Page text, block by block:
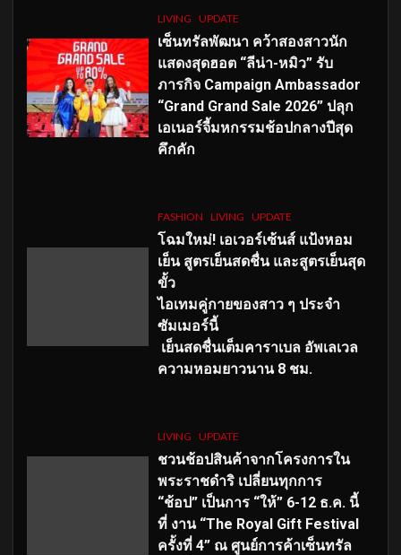
LIVING UPDATE
เซ็นทรัลพัฒนา คว้าสองสาวนัก
แสดงสุดฮอต “ลีน่า-หมิว” รับ
ภารกิจ Campaign Ambassador
“Grand Grand Sale 2026” ปลุก
เอเนอร์จี้มหกรรมช้อปกลางปีสุด
คึกคัก
FASHION LIVING UPDATE
โฉมใหม่! เอเวอร์เซ้นส์ แป้งหอม
เย็น สูตรเย็นสดชื่น และสูตรเย็นสุด
ขั้ว
ไอเทมคู่กายของสาว ๆ ประจำ
ซัมเมอร์นี้
เย็นสดชื่นเต็มคาราเบล อัพเลเวล
ความหอมยาวนาน 8 ชม.
LIVING UPDATE
ชวนช้อปสินค้าจากโครงการใน
พระราชดำริ เปลี่ยนทุกการ
“ช้อป” เป็นการ “ให้” 6-12 ธ.ค. นี้
ที่ งาน “The Royal Gift Festival
ครั้งที่ 4” ณ ศูนย์การค้าเซ็นทรัล